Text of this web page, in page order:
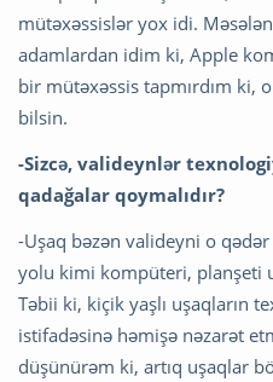
mütəxəssislər yox idi.
adamlardan idim ki, Apple
bir mütəxəssis tapmırdım ki,
bilsin.
-Sizcə, valideynlər
qadağalar qoymalıdır?
-Uşaq bəzən valideyni o
yolu kimi kompüteri, planşeti
Təbii ki, kiçik yaşlı uşaqların
istifadəsinə həmişə nəzarət
düşünürəm ki, artıq uşaqlar